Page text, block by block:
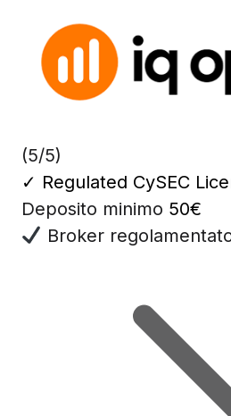
(5/5)
✓ Regulated CySEC
Deposito minimo 50€
Broker